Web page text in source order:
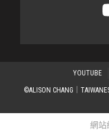
YOUTUBE
©ALISON CHANG｜
網站